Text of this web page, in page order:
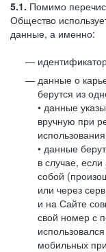
5.1. Помимо
Общество
данные, а именно:
данные о
берутся из
• данные
вручную при
• данные
в случае,
собой
или через
и на Сайте
свой номер с
мобильных